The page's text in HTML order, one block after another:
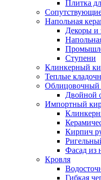
Плитка
Напольная
Декоры и
Ступени
Клинкерный
Теплые
Облицовочный
Двойной
Импортный
Кирпич
Фасад из
Кровля
Гибкая